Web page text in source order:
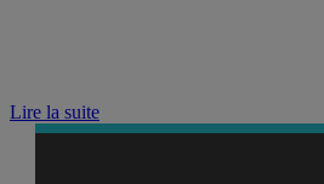
Lire la suite